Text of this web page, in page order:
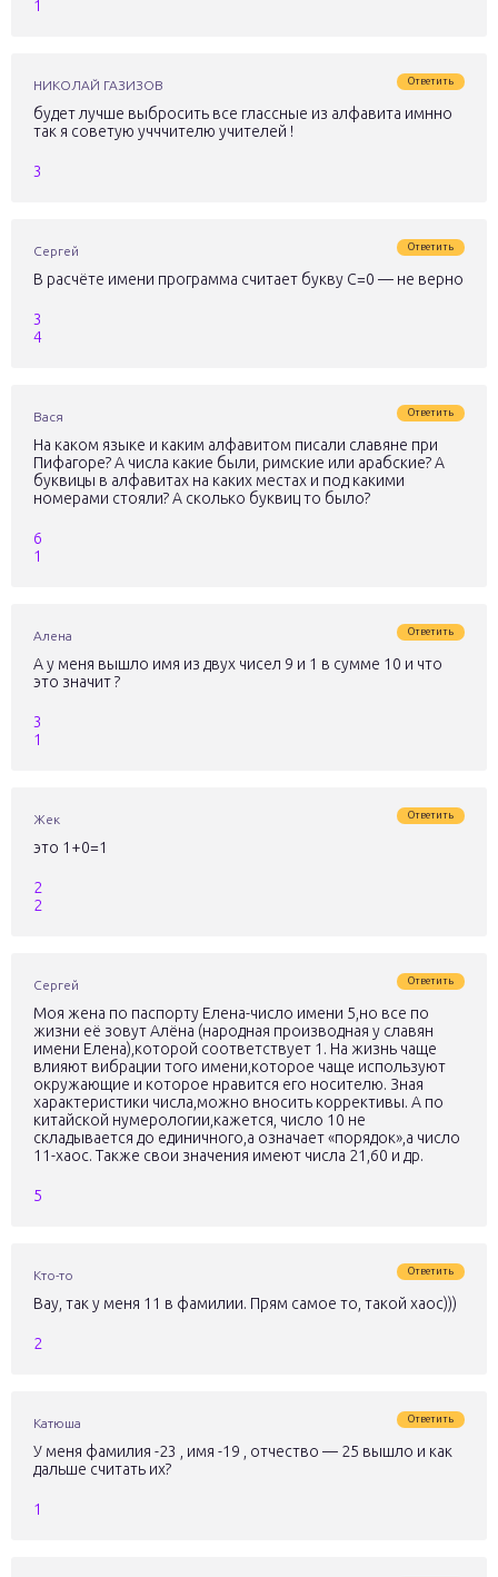
1
НИКОЛАЙ ГАЗИЗОВ Ответить
будет лучше выбросить все глассные из алфавита имнно
так я советую учччителю учителей !
3
Сергей Ответить
В расчёте имени программа считает букву С=0 — не верно
3
4
Вася Ответить
На каком языке и каким алфавитом писали славяне при
Пифагоре? А числа какие были, римские или арабские? А
буквицы в алфавитах на каких местах и под какими
номерами стояли? А сколько буквиц то было?
6
1
Алена Ответить
А у меня вышло имя из двух чисел 9 и 1 в сумме 10 и что
это значит ?
3
1
Жек Ответить
это 1+0=1
2
2
Сергей Ответить
Моя жена по паспорту Елена-число имени 5,но все по
жизни её зовут Алёна (народная производная у славян
имени Елена),которой соответствует 1. На жизнь чаще
влияют вибрации того имени,которое чаще используют
окружающие и которое нравится его носителю. Зная
характеристики числа,можно вносить коррективы. А по
китайской нумерологии,кажется, число 10 не
складывается до единичного,а означает «порядок»,а число
11-хаос. Также свои значения имеют числа 21,60 и др.
5
Кто-то Ответить
Вау, так у меня 11 в фамилии. Прям самое то, такой хаос)))
2
Катюша Ответить
У меня фамилия -23 , имя -19 , отчество — 25 вышло и как
дальше считать их?
1